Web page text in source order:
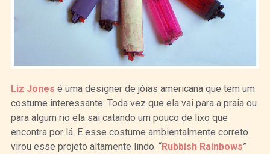
Liz Jones é uma designer de jóias americana que tem um
costume interessante. Toda vez que ela vai para a praia ou
para algum rio ela sai catando um pouco de lixo que
encontra por lá. E esse costume ambientalmente correto
virou esse projeto altamente lindo. “Rubbish Rainbows”